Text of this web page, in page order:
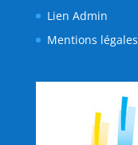
Lien Admin
Mentions légales